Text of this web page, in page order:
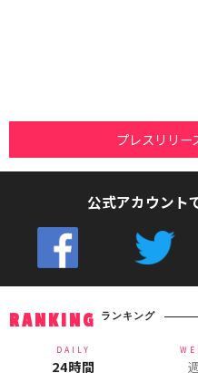
プレスリリー
公式アカウント
RANKING ランキング
DAILY
24時間